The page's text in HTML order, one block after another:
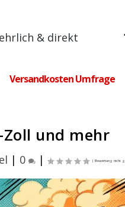
& direkt
Versandkosten Umfrage
Zoll und mehr
| 0 |